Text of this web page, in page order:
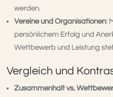
werden.
Vereine und Organisationen:
persönlichem Erfolg und
Wettbewerb und Leistung
Vergleich und
Zusammenhalt vs.